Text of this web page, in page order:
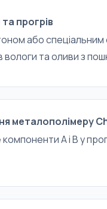
прогрів
або
вологи та оливи з
металополімеру
А і В у